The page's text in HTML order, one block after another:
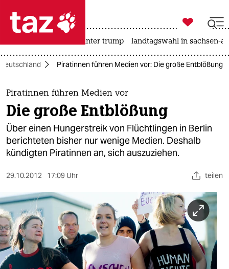
 taz zahl ich
taz zahl ich
themen
politik
öko
gesellschaft
sport
berlin
nord

taz zahl ich
usa unter trump landtagswahl in sachsen-
Deutschland Piratinnen führen Medien vor: Die große Entblößung
Piratinnen führen Medien vor
Die große Entblößung
Über einen Hungerstreik von Flüchtlingen in Berlin
berichteten bisher nur wenige Medien. Deshalb
kündigten Piratinnen an, sich auszuziehen.
29.10.2012 17:09 Uhr teilen